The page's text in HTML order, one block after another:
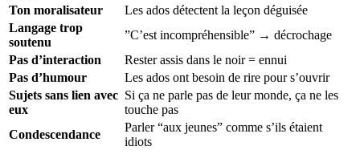
Ton moralisateur
Les ados détectent la leçon déguisée
Langage trop
soutenu
”C’est incompréhensible” → décrochage
Pas d’interaction
Rester assis dans le noir = ennui
Pas d’humour
Les ados ont besoin de rire pour s’ouvrir
Sujets sans lien avec
eux
Si ça ne parle pas de leur monde, ça ne les
touche pas
Condescendance
Parler “aux jeunes” comme s’ils étaient
idiots